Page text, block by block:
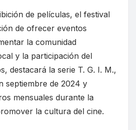
de películas, el festival
de ofrecer eventos
la comunidad
y la participación del
destacará la serie T. G. I. M.,
septiembre de 2024 y
mensuales durante la
la cultura del cine.